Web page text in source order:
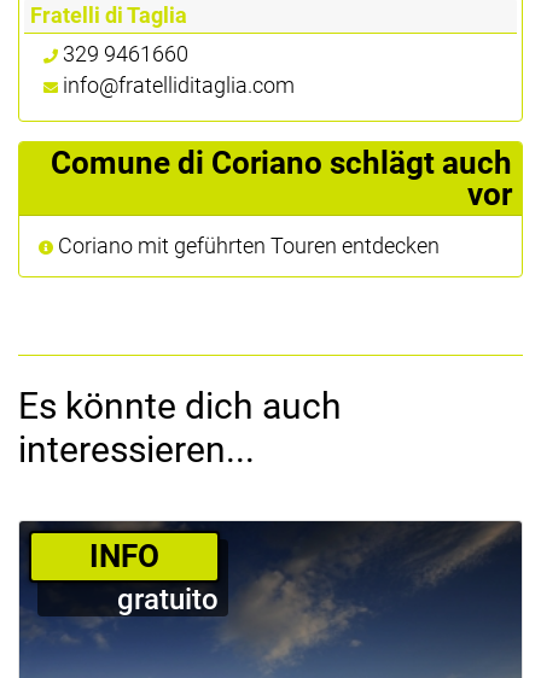
Fratelli di Taglia
329 9461660
info@fratelliditaglia.com
Comune di Coriano schlägt auch
vor
Coriano mit geführten Touren entdecken
Es könnte dich auch
interessieren...
­INFO
gratuito